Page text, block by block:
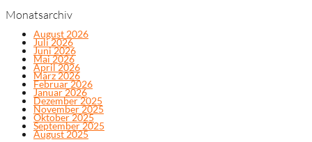
Monatsarchiv
August 2026
Juli 2026
Juni 2026
Mai 2026
April 2026
März 2026
Februar 2026
Januar 2026
Dezember 2025
November 2025
Oktober 2025
September 2025
August 2025